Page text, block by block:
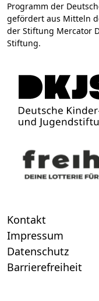
Programm der
gefördert aus Mitteln
der Stiftung Mercator
Stiftung.
Kontakt
Impressum
Datenschutz
Barrierefreiheit